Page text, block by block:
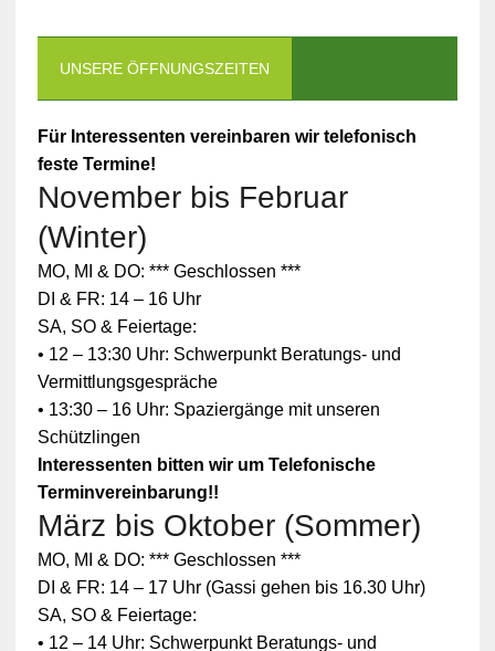
UNSERE ÖFFNUNGSZEITEN
Für Interessenten vereinbaren wir telefonisch
feste Termine!
November bis Februar
(Winter)
MO, MI & DO: *** Geschlossen ***
DI & FR: 14 – 16 Uhr
SA, SO & Feiertage:
• 12 – 13:30 Uhr: Schwerpunkt Beratungs- und
Vermittlungsgespräche
• 13:30 – 16 Uhr: Spaziergänge mit unseren
Schützlingen
Interessenten bitten wir um Telefonische
Terminvereinbarung!!
März bis Oktober (Sommer)
MO, MI & DO: *** Geschlossen ***
DI & FR: 14 – 17 Uhr (Gassi gehen bis 16.30 Uhr)
SA, SO & Feiertage:
• 12 – 14 Uhr: Schwerpunkt Beratungs- und
Zum
Schutz
Ihrer
persönlic
hen
Daten ist